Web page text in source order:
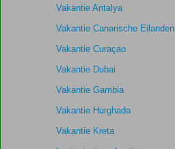
Vakantie Antalya
Vakantie Canarische Eilanden
Vakantie Curaçao
Vakantie Dubai
Vakantie Gambia
Vakantie Hurghada
Vakantie Kreta